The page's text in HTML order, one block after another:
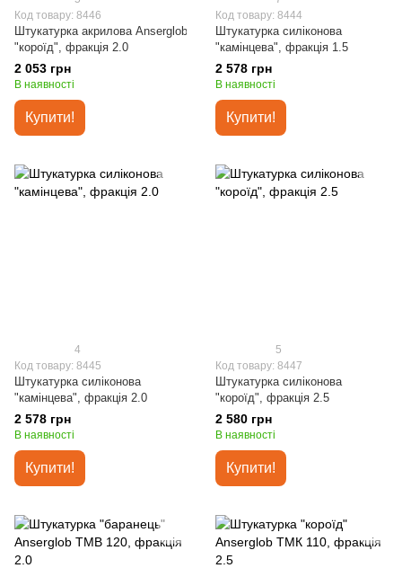
Код товару: 8446
Штукатурка акрилова Anserglob
"короїд", фракція 2.0
2 053 грн
В наявності
Купити!
Код товару: 8444
Штукатурка силіконова
"камінцева", фракція 1.5
2 578 грн
В наявності
Купити!
4
Код товару: 8445
Штукатурка силіконова
"камінцева", фракція 2.0
2 578 грн
В наявності
Купити!
5
Код товару: 8447
Штукатурка силіконова
"короїд", фракція 2.5
2 580 грн
В наявності
Купити!